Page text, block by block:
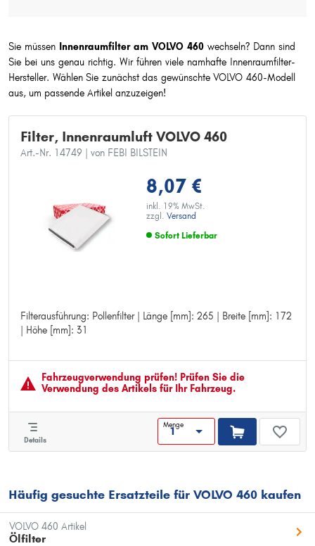
Sie müssen Innenraumfilter am VOLVO 460 wechseln? Dann sind
Sie bei uns genau richtig. Wir führen viele namhafte Innenraumfilter-
Hersteller. Wählen Sie zunächst das gewünschte VOLVO 460-Modell
aus, um passende Artikel anzuzeigen!
Filter, Innenraumluft VOLVO 460
Art.-Nr. 14749 | von FEBI BILSTEIN
8,07 €
inkl. 19% MwSt.
zzgl. Versand
Sofort Lieferbar
Filterausführung: Pollenfilter | Länge [mm]: 265 | Breite [mm]: 172
| Höhe [mm]: 31
Filterausführung: Pollenfilter
Länge [mm]: 265
Höhe [mm]: 31
Fahrzeugver­wendung prüfen! Prüfen Sie die
Verwendung des Artikels für Ihr Fahrzeug.
Details
Menge
Häufig gesuchte Ersatzteile für VOLVO 460 kaufen
VOLVO 460 Artikel
Ölfilter